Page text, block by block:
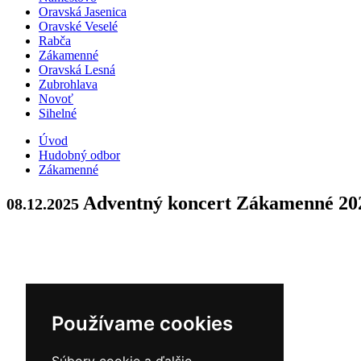
Používame cookies
Oravská Jasenica
Oravské Veselé
Rabča
Zákamenné
Oravská Lesná
Zubrohlava
Novoť
Sihelné
Úvod
Hudobný odbor
Zákamenné
08.12.2025 Adventný koncert Zákamenné